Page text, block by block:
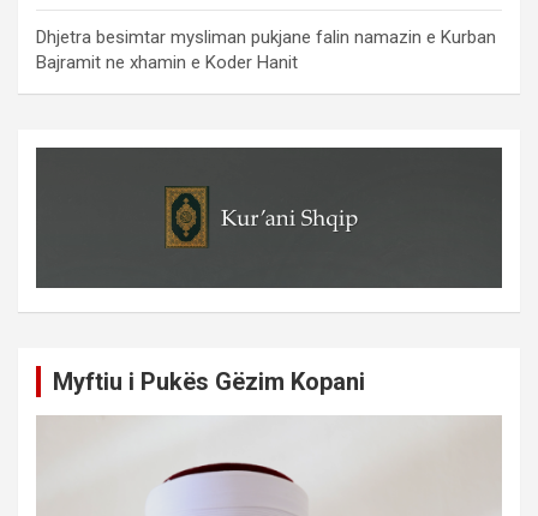
Dhjetra besimtar mysliman pukjane falin namazin e Kurban
Bajramit ne xhamin e Koder Hanit
Myftiu i Pukës Gëzim Kopani